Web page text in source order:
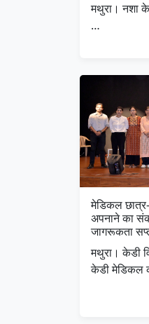
मथुरा। नशा
…
मेडिकल
अपनाने का
जागरूकता
मथुरा। केडी
केडी मेडिकल